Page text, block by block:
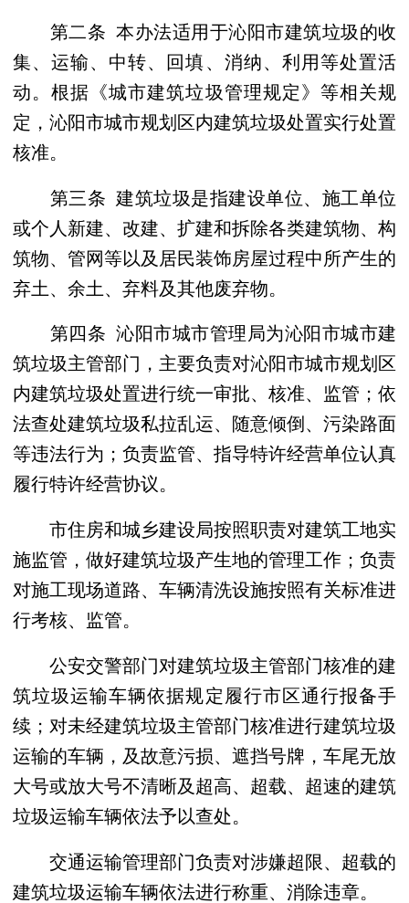
第二条 本办法适用于沁阳市建筑垃圾的收
集、运输、中转、回填、消纳、利用等处置活
动。根据《城市建筑垃圾管理规定》等相关规
定，沁阳市城市规划区内建筑垃圾处置实行处置
核准。
第三条 建筑垃圾是指建设单位、施工单位
或个人新建、改建、扩建和拆除各类建筑物、构
筑物、管网等以及居民装饰房屋过程中所产生的
弃土、余土、弃料及其他废弃物。
第四条 沁阳市城市管理局为沁阳市城市建
筑垃圾主管部门，主要负责对沁阳市城市规划区
内建筑垃圾处置进行统一审批、核准、监管；依
法查处建筑垃圾私拉乱运、随意倾倒、污染路面
等违法行为；负责监管、指导特许经营单位认真
履行特许经营协议。
市住房和城乡建设局按照职责对建筑工地实
施监管，做好建筑垃圾产生地的管理工作；负责
对施工现场道路、车辆清洗设施按照有关标准进
行考核、监管。
公安交警部门对建筑垃圾主管部门核准的建
筑垃圾运输车辆依据规定履行市区通行报备手
续；对未经建筑垃圾主管部门核准进行建筑垃圾
运输的车辆，及故意污损、遮挡号牌，车尾无放
大号或放大号不清晰及超高、超载、超速的建筑
垃圾运输车辆依法予以查处。
交通运输管理部门负责对涉嫌超限、超载的
建筑垃圾运输车辆依法进行称重、消除违章。